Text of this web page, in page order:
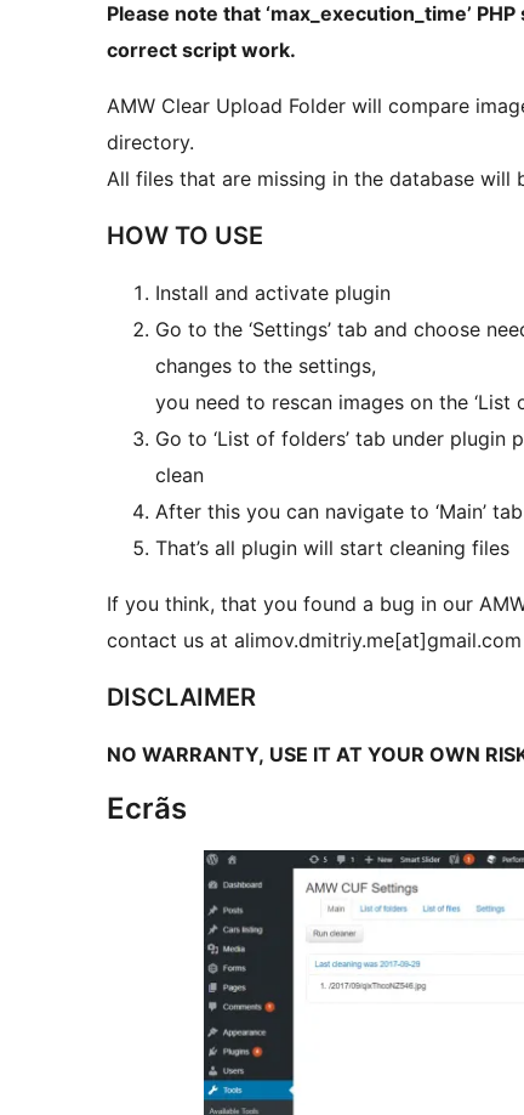
Please note that ‘max_execution_time’
correct script work.
AMW Clear Upload Folder will compare
directory.
All files that are missing in the database will
HOW TO USE
Install and activate plugin
Go to the ‘Settings’ tab and choose
changes to the settings,
you need to rescan images on the ‘List
Go to ‘List of folders’ tab under plugin
clean
After this you can navigate to ‘Main’
That’s all plugin will start cleaning files
If you think, that you found a bug in our
contact us at alimov.dmitriy.me[at]gmail.com
DISCLAIMER
NO WARRANTY, USE IT AT YOUR OWN
Ecrãs